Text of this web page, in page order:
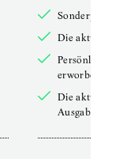
Die aktuelle
Persönliches
erworbenen
Die aktuelle
Ausgabe